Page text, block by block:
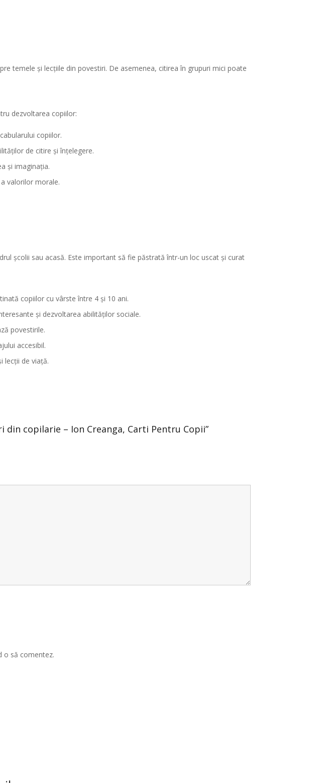
temele și lecțiile din povestiri. De asemenea, citirea în grupuri mici poate
dezvoltarea copiilor:
copiilor.
de citire și înțelegere.
și imaginația.
valorilor morale.
școlii sau acasă. Este important să fie păstrată într-un loc uscat și curat
copiilor cu vârste între 4 și 10 ani.
și dezvoltarea abilităților sociale.
povestirile.
accesibil.
lecții de viață.
copilarie – Ion Creanga, Carti Pentru Copii”
o să comentez.